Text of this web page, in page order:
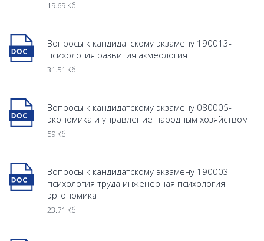
19.69 Кб
Вопросы к кандидатскому экзамену 190013-
психология развития акмеология
31.51 Кб
Вопросы к кандидатскому экзамену 080005-
экономика и управление народным хозяйством
59 Кб
Вопросы к кандидатскому экзамену 190003-
психология труда инженерная психология
эргономика
23.71 Кб